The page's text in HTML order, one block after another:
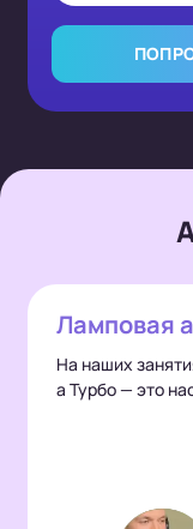
Ламповая
На наших
а Турбо — это